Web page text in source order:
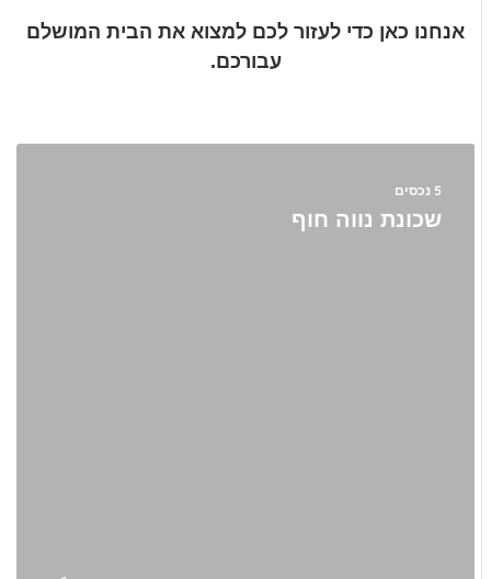
אנחנו כאן כדי לעזור לכם למצוא את הבית המושלם
עבורכם.
שכונת נווה חוף